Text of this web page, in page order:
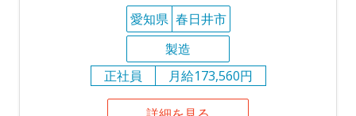
愛知県 春日井市
製造
正社員
月給173,560円